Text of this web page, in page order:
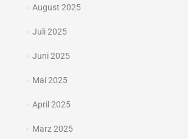
August 2025
Juli 2025
Juni 2025
Mai 2025
April 2025
März 2025